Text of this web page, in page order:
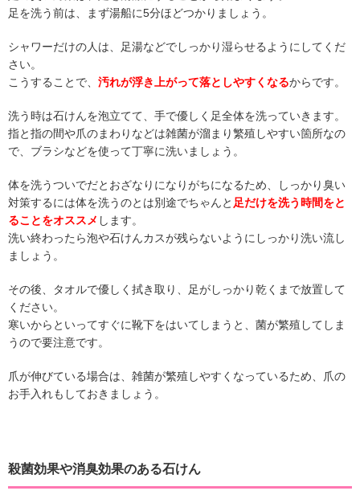
足を洗う前は、まず湯船に5分ほどつかりましょう。
シャワーだけの人は、足湯などでしっかり湿らせるようにしてくだ
さい。
こうすることで、 汚れが浮き上がって落としやすくなるからです。
洗う時は石けんを泡立てて、手で優しく足全体を洗っていきます。
指と指の間や爪のまわりなどは雑菌が溜まり繁殖しやすい箇所なの
で、ブラシなどを使って丁寧に洗いましょう。
体を洗うついでだとおざなりになりがちになるため、しっかり臭い
対策するには体を洗うのとは別途でちゃんと 足だけを洗う時間をと
ることをオススメ します。
洗い終わったら泡や石けんカスが残らないようにしっかり洗い流し
ましょう。
その後、タオルで優しく拭き取り、足がしっかり乾くまで放置して
ください。
寒いからといってすぐに靴下をはいてしまうと、菌が繁殖してしま
うので要注意です。
爪が伸びている場合は、雑菌が繁殖しやすくなっているため、爪の
お手入れもしておきましょう。
殺菌効果や消臭効果のある石けん